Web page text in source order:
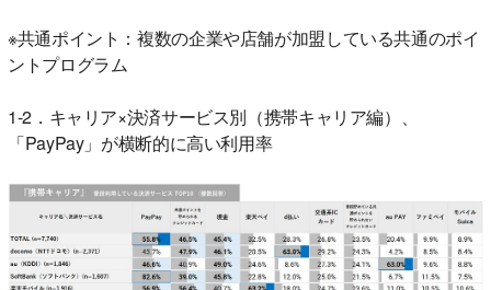
※共通ポイント：複数の企業や店舗が加盟している共通のポイ
ントプログラム
1-2．キャリア×決済サービス別（携帯キャリア編）、
「PayPay」が横断的に高い利用率